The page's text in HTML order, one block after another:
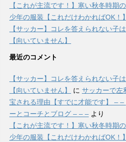
【これが主流です！】寒い秋冬時期
少年の服装【これだけわかればOK！】
【サッカー】コレを答えられない子
【向いていません】
最近のコメント
【サッカー】コレを答えられない子
【向いていません】
に サッカーで左
宝される理由【すでに才能です】 – –
ーとコーチとブログ – – – より
【これが主流です！】寒い秋冬時期
少年の服装【これだけわかればOK！】